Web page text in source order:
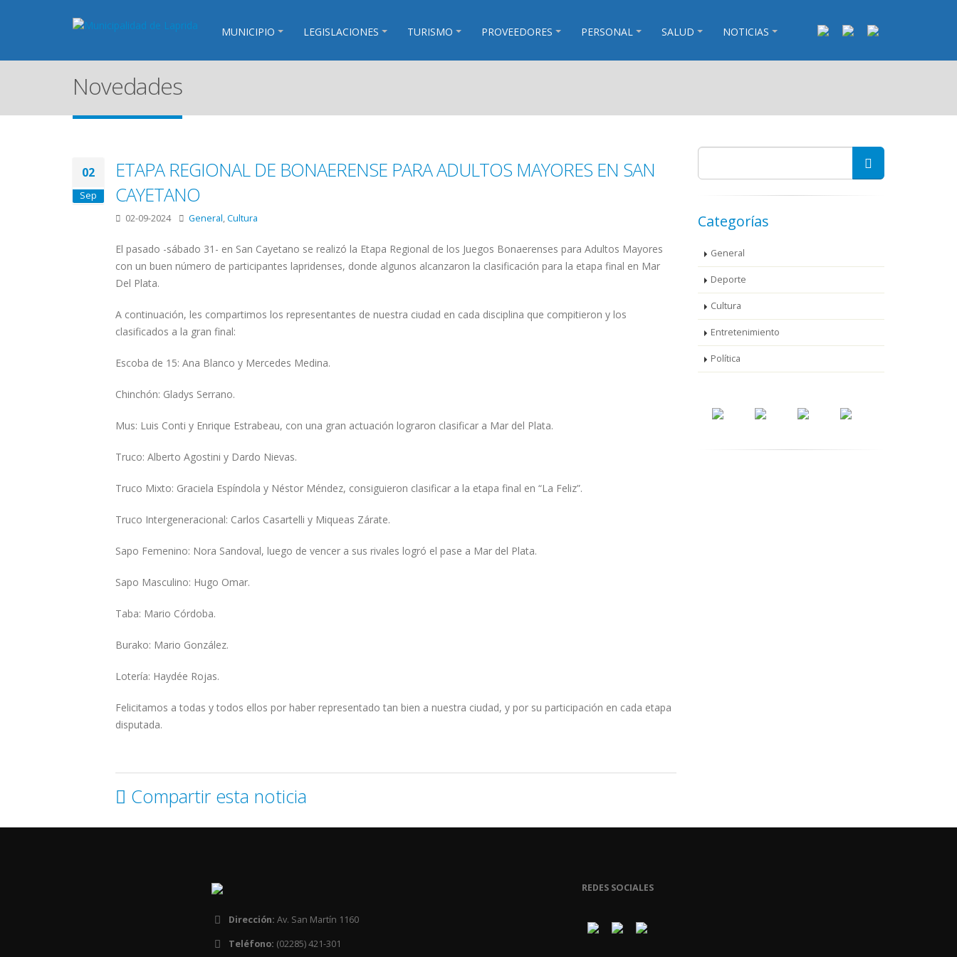
MUNICIPIO LEGISLACIONES TURISMO PROVEEDORES PERSONAL SALUD NOTICIAS
Novedades
02
Sep
ETAPA REGIONAL DE BONAERENSE PARA ADULTOS MAYORES EN SAN
CAYETANO
02-09-2024 General,Cultura
El pasado -sábado 31- en San Cayetano se realizó la Etapa Regional de los Juegos Bonaerenses para Adultos Mayores
con un buen número de participantes lapridenses, donde algunos alcanzaron la clasificación para la etapa final en Mar
Del Plata.
A continuación, les compartimos los representantes de nuestra ciudad en cada disciplina que compitieron y los
clasificados a la gran final:
Escoba de 15: Ana Blanco y Mercedes Medina.
Chinchón: Gladys Serrano.
Mus: Luis Conti y Enrique Estrabeau, con una gran actuación lograron clasificar a Mar del Plata.
Truco: Alberto Agostini y Dardo Nievas.
Truco Mixto: Graciela Espíndola y Néstor Méndez, consiguieron clasificar a la etapa final en “La Feliz”.
Truco Intergeneracional: Carlos Casartelli y Miqueas Zárate.
Sapo Femenino: Nora Sandoval, luego de vencer a sus rivales logró el pase a Mar del Plata.
Sapo Masculino: Hugo Omar.
Taba: Mario Córdoba.
Burako: Mario González.
Lotería: Haydée Rojas.
Felicitamos a todas y todos ellos por haber representado tan bien a nuestra ciudad, y por su participación en cada etapa
disputada.
Compartir esta noticia
Categorías
General
Deporte
Cultura
Entretenimiento
Política
Dirección: Av. San Martín 1160
Teléfono: (02285) 421-301
REDES SOCIALES